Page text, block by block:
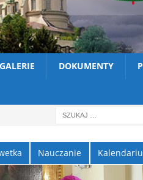
GALERIE DOKUMENTY
Nauczanie